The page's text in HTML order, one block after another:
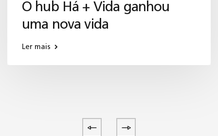
O hub Há + Vida ganhou
uma nova vida
Ler mais